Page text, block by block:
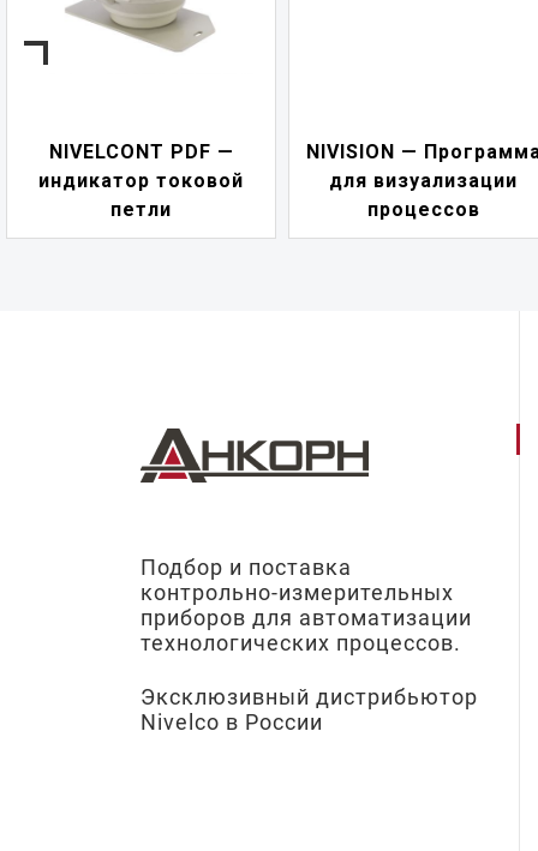
NIVELCONT PDF —
индикатор токовой
петли
NIVISION —
для визуализации
процессов
Подбор и поставка
контрольно-измерительных
приборов для автоматизации
технологических процессов.
Эксклюзивный дистрибьютор
Nivelco в России